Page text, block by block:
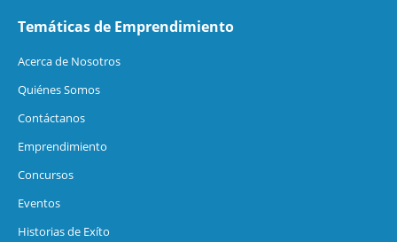
Temáticas de Emprendimiento
Acerca de Nosotros
Quiénes Somos
Contáctanos
Emprendimiento
Concursos
Eventos
Historias de Exíto